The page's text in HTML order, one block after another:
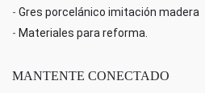
- Gres porcelánico imitación madera
- Materiales para reforma.
MANTENTE CONECTADO